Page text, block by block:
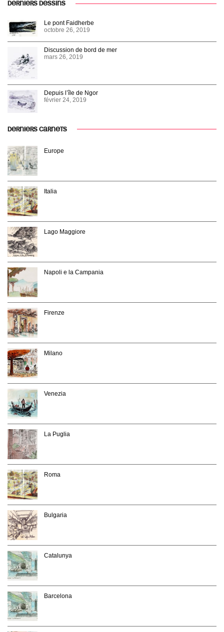
DERNIERS DESSINS
Le pont Faidherbe
octobre 26, 2019
Discussion de bord de mer
mars 26, 2019
Depuis l’île de Ngor
février 24, 2019
DERNIERS CARNETS
Europe
Italia
Lago Maggiore
Napoli e la Campania
Firenze
Milano
Venezia
La Puglia
Roma
Bulgaria
Catalunya
Barcelona